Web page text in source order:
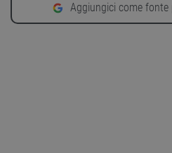
Aggiungici come